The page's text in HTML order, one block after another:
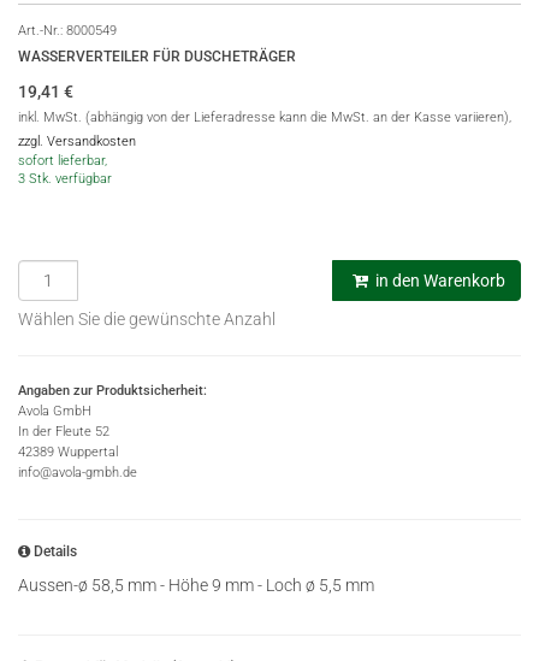
Art.-Nr.: 8000549
WASSERVERTEILER FÜR DUSCHETRÄGER
19,41 €
inkl. MwSt. (abhängig von der Lieferadresse kann die MwSt. an der Kasse variieren),
zzgl. Versandkosten
sofort lieferbar,
3 Stk. verfügbar
in den Warenkorb
Wählen Sie die gewünschte Anzahl
Angaben zur Produktsicherheit:
Avola GmbH
In der Fleute 52
42389 Wuppertal
info@avola-gmbh.de
Details
Aussen-ø 58,5 mm - Höhe 9 mm - Loch ø 5,5 mm